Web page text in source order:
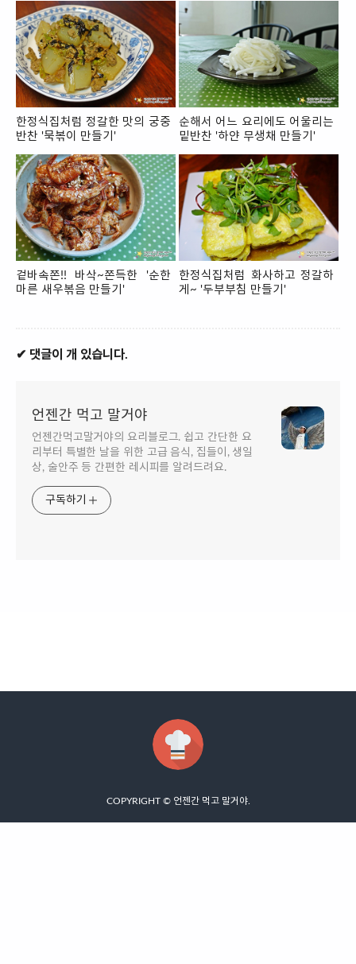
한정식집처럼 정갈한 맛의 궁중
반찬 '묵볶이 만들기'
순해서 어느 요리에도 어울리는
밑반찬 '하얀 무생채 만들기'
겉바속쫀!! 바삭~쫀득한 '순한
마른 새우볶음 만들기'
한정식집처럼 화사하고 정갈하
게~ '두부부침 만들기'
✔ 댓글이 개 있습니다.
언젠간 먹고 말거야
언젠간먹고말거야의 요리블로그. 쉽고 간단한 요
리부터 특별한 날을 위한 고급 음식, 집들이, 생일
상, 술안주 등 간편한 레시피를 알려드려요.
구독하기
COPYRIGHT © 언젠간 먹고 말거야.